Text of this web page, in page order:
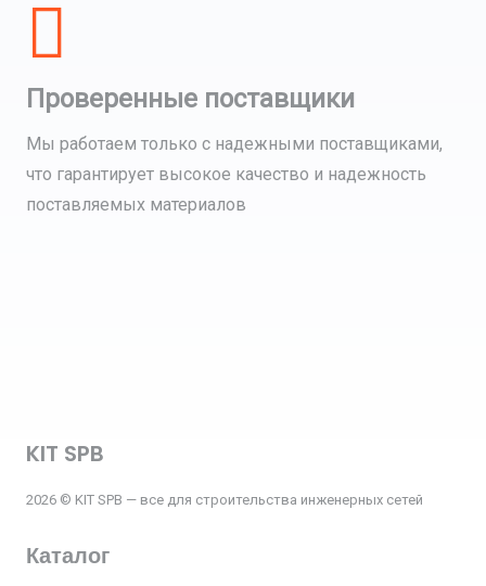
Проверенные поставщики
Мы работаем только с надежными поставщиками,
что гарантирует высокое качество и надежность
поставляемых материалов
KIT SPB
2026 © KIT SPB — все для строительства инженерных сетей
Каталог